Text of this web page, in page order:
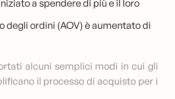
a spendere di più e il loro
degli ordini (AOV) è aumentato di
alcuni semplici modi in cui gli
il processo di acquisto per i